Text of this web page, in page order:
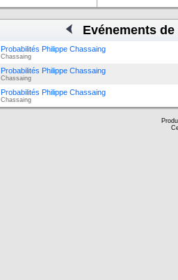
Evénements
Probabilités Philippe Chassaing
Chassaing
Probabilités Philippe Chassaing
Chassaing
Probabilités Philippe Chassaing
Chassaing